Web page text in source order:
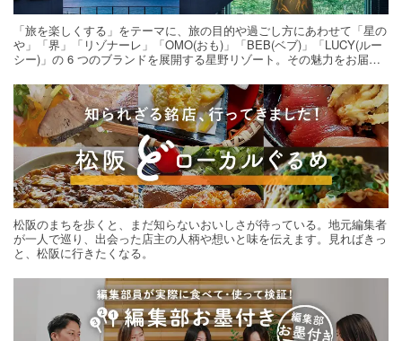
「旅を楽しくする」をテーマに、旅の目的や過ごし方にあわせて「星の
や」「界」「リゾナーレ」「OMO(おも)」「BEB(ベブ)」「LUCY(ルー
シー)」の 6 つのブランドを展開する星野リゾート。その魅力をお届け
松阪のまちを歩くと、まだ知らないおいしさが待っている。地元編集者
が一人で巡り、出会った店主の人柄や想いと味を伝えます。見ればきっ
と、松阪に行きたくなる。